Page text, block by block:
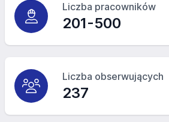
Liczba pracowników
201-500
Liczba obserwujących
237